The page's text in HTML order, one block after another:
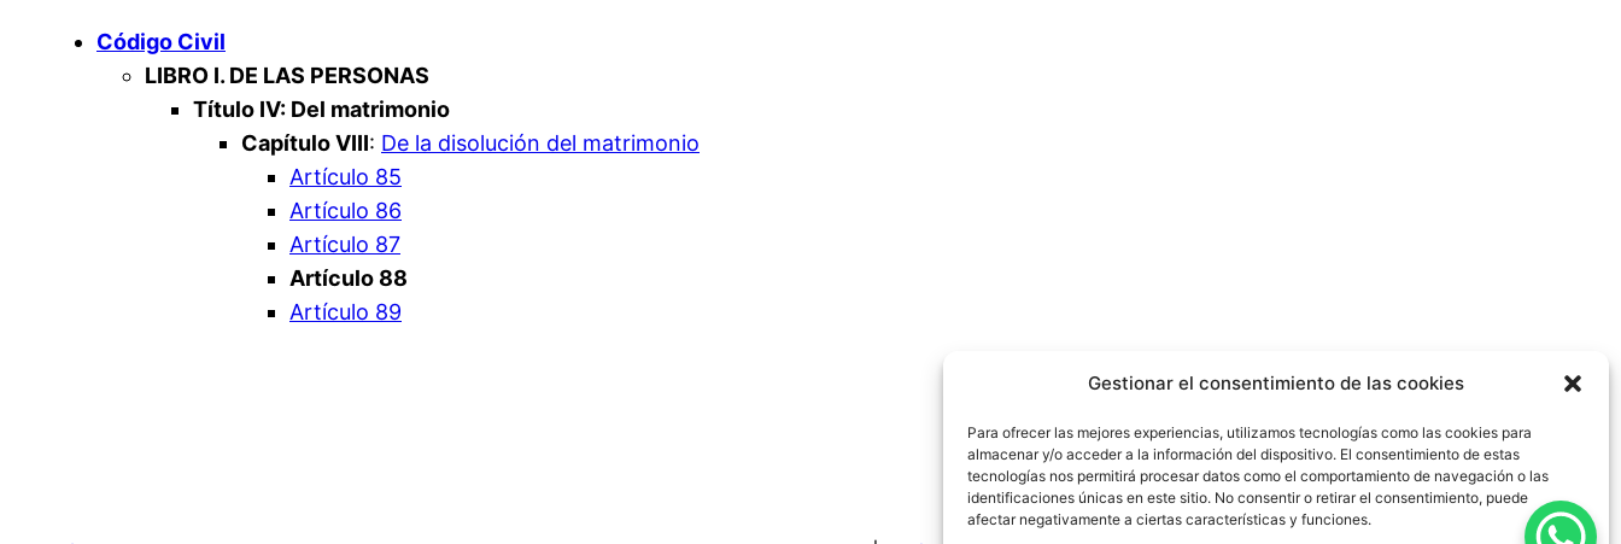
Gestionar el consentimiento de las cookies
Para ofrecer las mejores experiencias, utilizamos tecnologías como las cookies para
almacenar y/o acceder a la información del dispositivo. El consentimiento de estas
tecnologías nos permitirá procesar datos como el comportamiento de navegación o las
identificaciones únicas en este sitio. No consentir o retirar el consentimiento, puede
afectar negativamente a ciertas características y funciones.
Código Civil
LIBRO I. DE LAS PERSONAS
Título IV: Del matrimonio
Capítulo VIII: De la disolución del matrimonio
Artículo 85
Artículo 86
Artículo 87
Artículo 88
Artículo 89